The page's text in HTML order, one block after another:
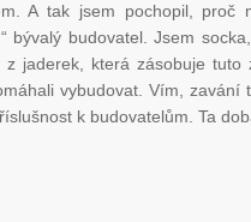
A tak jsem pochopil, proč
bývalý budovatel. Jsem
z jaderek, která zásobuje
vybudovat. Vím, zavání
k budovatelům. Ta